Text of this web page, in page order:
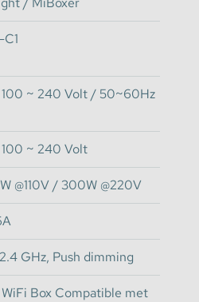
aangestuurd worden met
afstandsbedieningen.
~ 240 Volt / 50~60Hz
~ 240 Volt
@110V / 300W @220V
GHz, Push dimming
Box Compatible met